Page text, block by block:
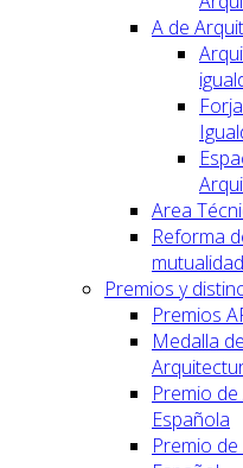
A de
Area
Reforma
Premios y
Premios
Medalla
Premio
Española
Premio